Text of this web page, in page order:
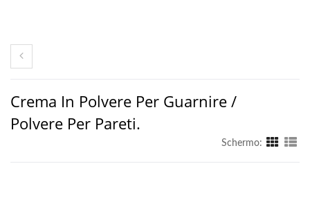
Crema In Polvere Per Guarnire /
Polvere Per Pareti.
Schermo: